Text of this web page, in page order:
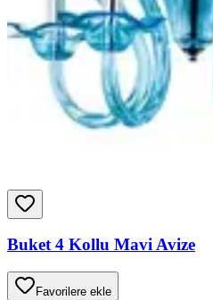
Buket 4 Kollu Mavi Avize
Favorilere ekle